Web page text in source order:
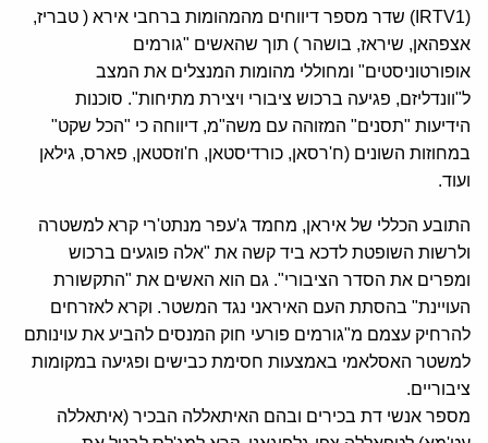
(IRTV1) שדר מספר דיווחים מהמהומות ברחבי אירא ( טבריז,
אצפהאן, שיראז, בושהר ) תוך שהאשים "גורמים
אופורטוניסטים" ומחוללי מהומות המנצלים את המצב
ל"וונדליזם, פגיעה ברכוש ציבורי ויצירת מתיחות". סוכנות
הידיעות "תסנים" המזוהה עם משה"מ, דיווחה כי "הכל שקט"
במחוזות השונים (ח'רסאן, כורדיסטאן, ח'וזסטאן, פארס, גילאן
ועוד.
התובע הכללי של איראן, מחמד ג'עפר מנתט'רי קרא למשטרה
ולרשות השופטת לדכא ביד קשה את "אלה פוגעים ברכוש
ומפרים את הסדר הציבורי". גם הוא האשים את "התקשורת
העויינת" בהסתת העם האיראני נגד המשטר. וקרא לאזרחים
להרחיק עצמם מ"גורמים פורעי חוק המנסים להביע את עוינותם
למשטר האסלאמי באמצעות חסימת כבישים ופגיעה במקומות
ציבוריים.
מספר אנשי דת בכירים ובהם האיתאללה הבכיר (איתאללה